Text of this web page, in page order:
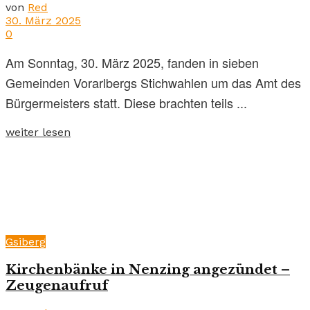
von Red
30. März 2025
0
Am Sonntag, 30. März 2025, fanden in sieben
Gemeinden Vorarlbergs Stichwahlen um das Amt des
Bürgermeisters statt. Diese brachten teils ...
weiter lesen
Gsiberg
Kirchenbänke in Nenzing angezündet –
Zeugenaufruf